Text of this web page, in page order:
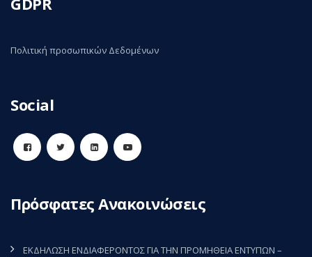
Πολιτική προσωπικών Δεδομένων
Social
Πρόσφατες Ανακοινώσεις
ΕΚΔΗΛΩΣΗ ΕΝΔΙΑΦΕΡΟΝΤΟΣ ΓΙΑ ΤΗΝ ΠΡΟΜΗΘΕΙΑ ΕΝΤΥΠΩΝ –